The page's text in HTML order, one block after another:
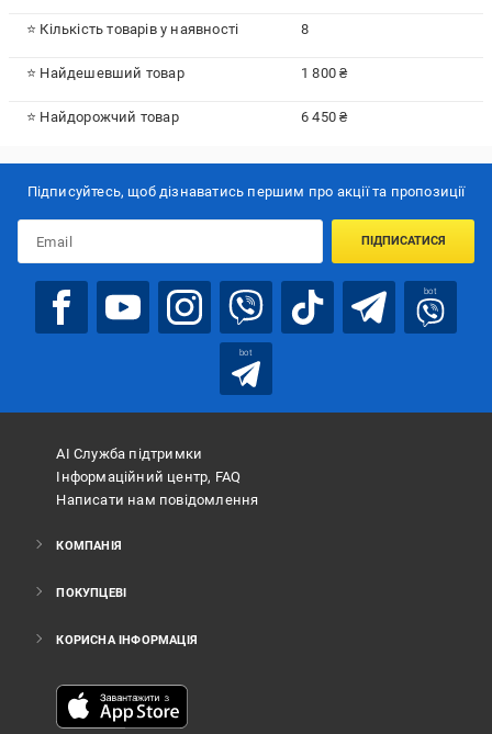
⭐ Кількість товарів у наявності 8
⭐ Найдешевший товар 1 800 ₴
⭐ Найдорожчий товар 6 450 ₴
Підписуйтесь, щоб дізнаватись першим про акції та пропозиції
ПІДПИСАТИСЯ
bot
bot
АІ Служба підтримки
Інформаційний центр, FAQ
Написати нам повідомлення
КОМПАНІЯ
ПОКУПЦЕВІ
КОРИСНА ІНФОРМАЦІЯ